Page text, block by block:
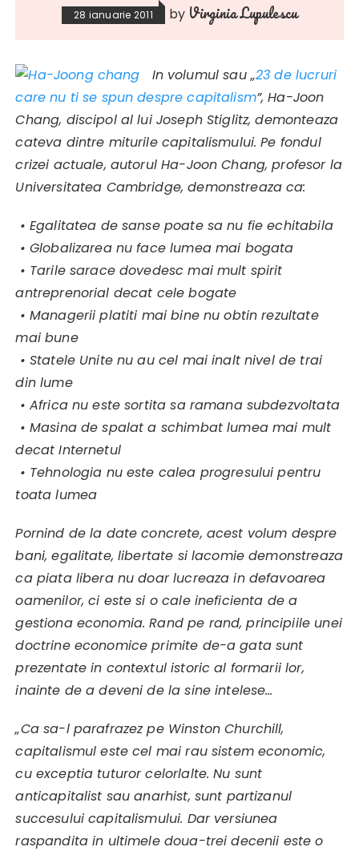
28 ianuarie 2011 by Virginia Lupulescu
In volumul sau „23 de lucruri
care nu ti se spun despre capitalism”, Ha-Joon
Chang, discipol al lui Joseph Stiglitz, demonteaza
cateva dintre miturile capitalismului. Pe fondul
crizei actuale, autorul Ha-Joon Chang, profesor la
Universitatea Cambridge, demonstreaza ca:
• Egalitatea de sanse poate sa nu fie echitabila
• Globalizarea nu face lumea mai bogata
• Tarile sarace dovedesc mai mult spirit
antreprenorial decat cele bogate
• Managerii platiti mai bine nu obtin rezultate
mai bune
• Statele Unite nu au cel mai inalt nivel de trai
din lume
• Africa nu este sortita sa ramana subdezvoltata
• Masina de spalat a schimbat lumea mai mult
decat Internetul
• Tehnologia nu este calea progresului pentru
toata lumea
Pornind de la date concrete, acest volum despre
bani, egalitate, libertate si lacomie demonstreaza
ca piata libera nu doar lucreaza in defavoarea
oamenilor, ci este si o cale ineficienta de a
gestiona economia. Rand pe rand, principiile unei
doctrine economice primite de-a gata sunt
prezentate in contextul istoric al formarii lor,
inainte de a deveni de la sine intelese…
„Ca sa-l parafrazez pe Winston Churchill,
capitalismul este cel mai rau sistem economic,
cu exceptia tuturor celorlalte. Nu sunt
anticapitalist sau anarhist, sunt partizanul
succesului capitalismului. Dar versiunea
raspandita in ultimele doua-trei decenii este o